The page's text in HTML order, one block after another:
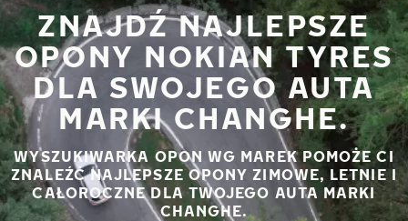
ZNAJDŹ NAJLEPSZE
OPONY NOKIAN TYRES
DLA SWOJEGO AUTA
MARKI CHANGHE.
WYSZUKIWARKA OPON WG MAREK POMOŻE CI
ZNALEŹĆ NAJLEPSZE OPONY ZIMOWE, LETNIE I
CAŁOROCZNE DLA TWOJEGO AUTA MARKI
CHANGHE.